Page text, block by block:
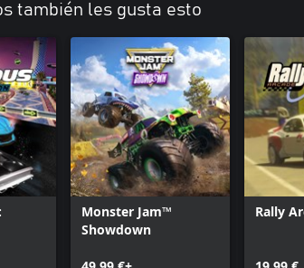
también les gusta esto
Monster Jam™
Showdown
Rally